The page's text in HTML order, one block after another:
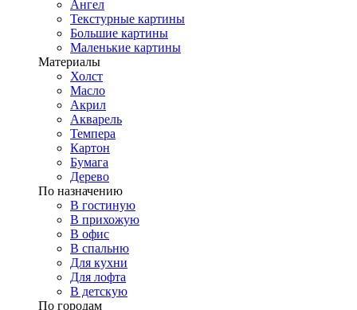
Ангел
Текстурные картины
Большие картины
Маленькие картины
Материалы
Холст
Масло
Акрил
Акварель
Темпера
Картон
Бумага
Дерево
По назначению
В гостиную
В прихожую
В офис
В спальню
Для кухни
Для лофта
В детскую
По городам